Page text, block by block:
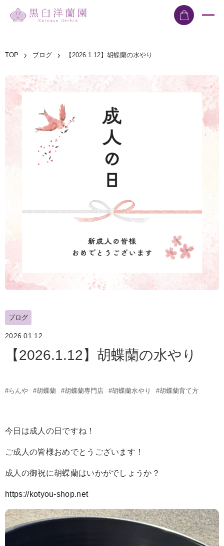
TOP ブログ 【2026.1.12】胡蝶蘭の水やり
ブログ
2026.01.12
【2026.1.12】胡蝶蘭の水やり
#らんや #胡蝶蘭 #胡蝶蘭専門店 #胡蝶蘭水やり #胡蝶蘭育て方
今日は成人の日ですね！
ご成人の皆様おめでとうございます！
成人の御祝に胡蝶蘭はいかがでしょうか？
https://kotyou-shop.net